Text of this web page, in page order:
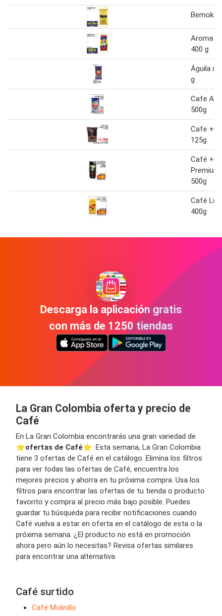
Bemoka
Aroma
400 g
Águila
g
Cafe
500g
Cafe
125g
Café
500g
Café
400g
Descarga la aplicación gratis
con más de 1250 tiendas
La Gran Colombia oferta y precio de
Café
En La Gran Colombia encontrarás una gran variedad de
⭐️ofertas de Café⭐️. Esta semana, La Gran Colombia
tiene 3 ofertas de Café en el catálogo. Elimina los filtros
para ver todas las ofertas de Café, encuentra los
mejores precios y ahorra en tu próxima compra. Usa los
filtros para encontrar las ofertas de tu tienda o producto
favorito y compra al precio más bajo posible. Puedes
guardar tu búsqueda para recibir notificaciones cuando
Café vuelva a estar en oferta en el catálogo de esta o la
próxima semana. ¿El producto no está en promoción
ahora pero aún lo necesitas? Revisa ofertas similares
para encontrar una alternativa.
Café surtido
Café Molinillo